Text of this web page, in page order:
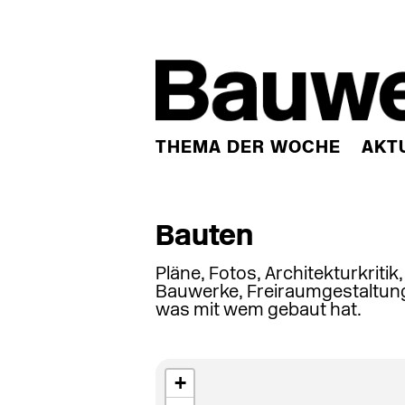
THEMA DER WOCHE
Bauten
Pläne, Fotos,
Bauwerke,
was mit wem gebaut hat.
+